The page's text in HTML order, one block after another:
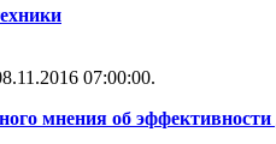
07:00:00.
мнения об